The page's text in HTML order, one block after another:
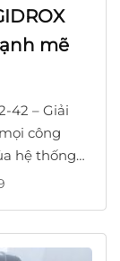
mẽ
42 – Giải
công
việc...